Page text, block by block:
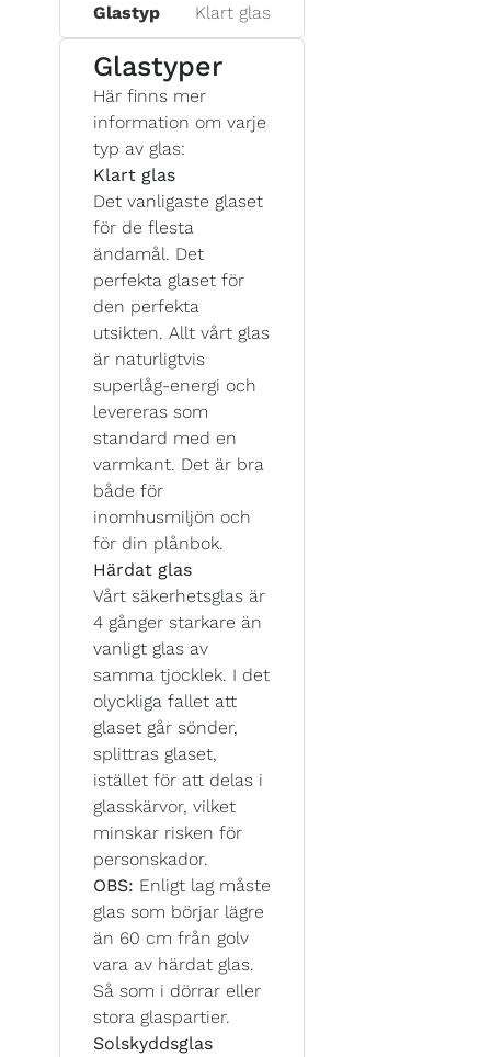
Glastyp Klart glas
Glastyper
Här finns mer
information om varje
typ av glas:
Klart glas
Det vanligaste glaset
för de flesta
ändamål. Det
perfekta glaset för
den perfekta
utsikten. Allt vårt glas
är naturligtvis
superlåg-energi och
levereras som
standard med en
varmkant. Det är bra
både för
inomhusmiljön och
för din plånbok.
Härdat glas
Vårt säkerhetsglas är
4 gånger starkare än
vanligt glas av
samma tjocklek. I det
olyckliga fallet att
glaset går sönder,
splittras glaset,
istället för att delas i
glasskärvor, vilket
minskar risken för
personskador.
OBS: Enligt lag måste
glas som börjar lägre
än 60 cm från golv
vara av härdat glas.
Så som i dörrar eller
stora glaspartier.
Solskyddsglas